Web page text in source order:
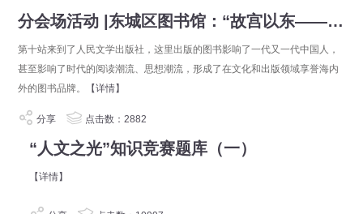
分会场活动 |东城区图书馆：“故宫以东——书香之旅”系列读者选书活动第十站即将举办
第十站来到了人民文学出版社，这里出版的图书影响了一代又一代中国人，
甚至影响了时代的阅读潮流、思想潮流，形成了在文化和出版领域享誉海内
外的图书品牌。
【详情】
分享 点击数：2882
“人文之光”知识竞赛题库（一）
【详情】